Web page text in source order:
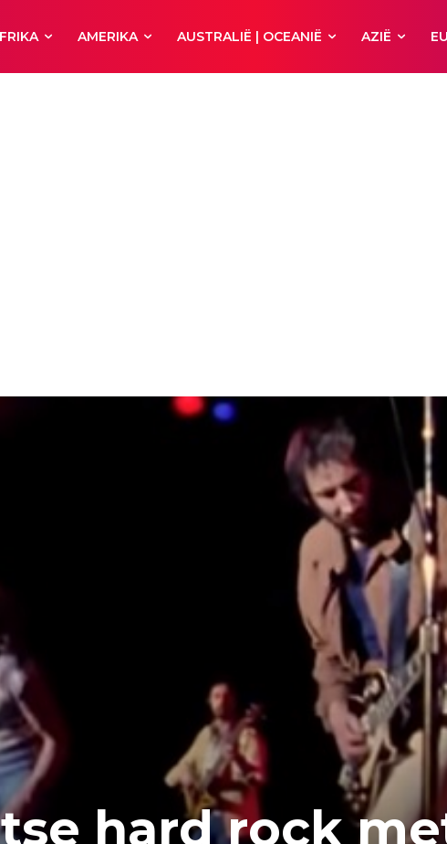
AMERIKA AUSTRALIË | OCEANIË AZIË
hard rock